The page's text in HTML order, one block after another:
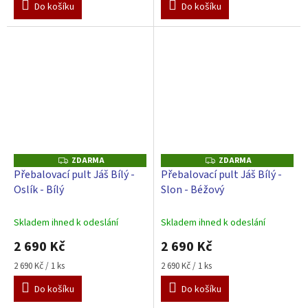
Do košíku Do košíku
Z
D
A
ZDARMA
Přebalovací pult Jáš Bílý -
Oslík - Bílý
Skladem ihned k odeslání
2 690 Kč
Měrná
cena:
2 690 Kč / 1 ks
Do košíku
Z
D
A
R
ZDARMA
Přebalovací pult Jáš Bílý -
Slon - Béžový
Skladem ihned k odeslání
2 690 Kč
Měrná
cena:
2 690 Kč / 1 ks
Do košíku